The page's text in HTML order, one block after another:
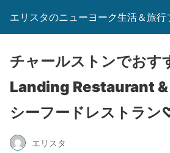
エリスタのニューヨーク生活＆旅行
チャールストンでおす
Landing Restaurant &
シーフードレストラン
エリスタ